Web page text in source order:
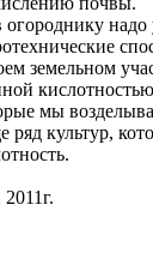
надо
земельном
мы
ряд культур,